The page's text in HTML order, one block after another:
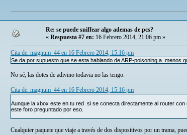
Re: se puede sniffear algo ademas de pcs?
« Respuesta #7 en: 16 Febrero 2014, 21:06 pm »
Cita de: magnum_44 en 16 Febrero 2014, 15:16 pm
Se da por supuesto que se esta hablando de ARP-poisoning a menos
No sé, las dotes de adivino todavia no las tengo.
Cita de: magnum_44 en 16 Febrero 2014, 15:16 pm
Aunque la xbox este en tu red si se conecta directamente al router
este foro preguntado por eso.
Cualquier paquete que viaje a través de dos dispositivos por un trama,